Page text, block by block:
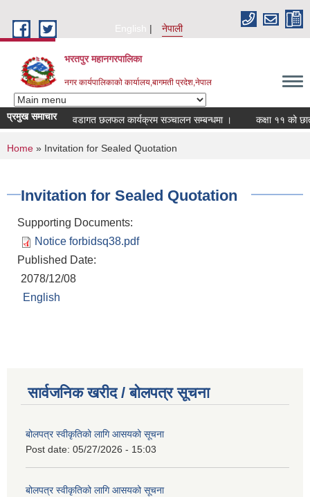
English
नेपाली
भरतपुर महानगरपालिका
नगर कार्यपालिकाको कार्यालय,बागमती प्रदेश,नेपाल
प्रमुख समाचारवडागत छलफल कार्यक्रम सञ्चालन सम्बन्धमा । कक्षा ११ को
You are here
Home » Invitation for Sealed Quotation
Invitation for Sealed Quotation
Supporting Documents:
Notice forbidsq38.pdf
Published Date:
2078/12/08
English
सार्वजनिक खरीद / बोलपत्र सूचना
बोलपत्र स्वीकृतिको लागि आसयको सूचना
Post date: 05/27/2026 - 15:03
बोलपत्र स्वीकृतिको लागि आसयको सूचना